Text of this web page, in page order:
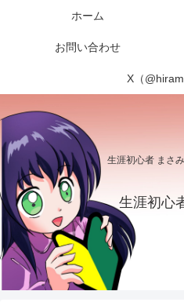
生涯初心者 まさ
生涯初心
ホーム
お問い合わせ
X（